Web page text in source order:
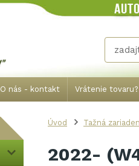
O nás - kontakt Vrátenie
Úvod Tažná
2022-